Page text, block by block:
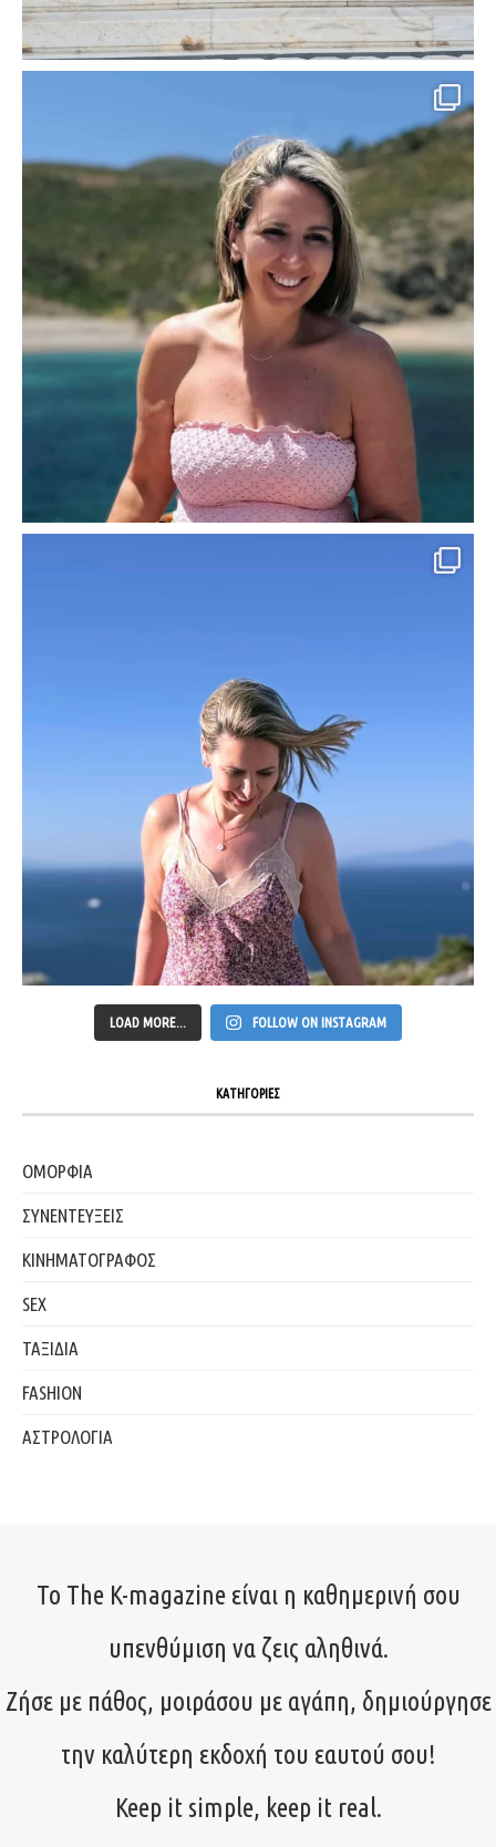
LOAD MORE... FOLLOW ON INSTAGRAM
ΚΑΤΗΓΟΡΙΕΣ
ΟΜΟΡΦΙΑ
ΣΥΝΕΝΤΕΥΞΕΙΣ
ΚΙΝΗΜΑΤΟΓΡΑΦΟΣ
SEX
ΤΑΞΙΔΙΑ
FASHION
ΑΣΤΡΟΛΟΓΙΑ
Το The K-magazine είναι η καθημερινή σου
υπενθύμιση να ζεις αληθινά.
Ζήσε με πάθος, μοιράσου με αγάπη, δημιούργησε
την καλύτερη εκδοχή του εαυτού σου!
Keep it simple, keep it real.